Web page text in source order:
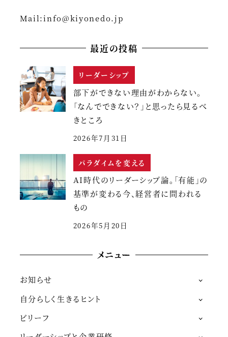
Mail:info@kiyonedo.jp
最近の投稿
リーダーシップ
部下ができない理由がわからない。
「なんでできない？」と思ったら見るべ
きところ
2026年7月31日
パラダイムを変える
AI時代のリーダーシップ論。「有能」の
基準が変わる今、経営者に問われる
もの
2026年5月20日
メニュー
お知らせ
自分らしく生きるヒント
ビリーフ